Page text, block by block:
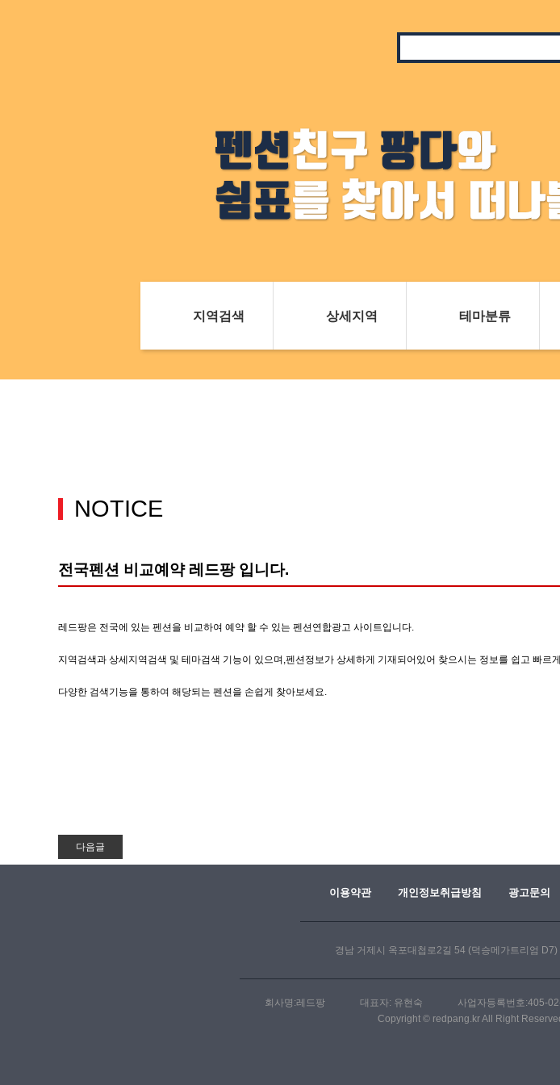
NOTICE
전국펜션 비교예약 레드팡 입니다.
레드팡은 전국에 있는 펜션을 비교하여 예약 할 수 있는 펜션연합광고 사이트입니다.
지역검색과 상세지역검색 및 테마검색 기능이 있으며,펜션정보가 상세하게 기재되어있어 찾으시는 정보를 쉽고 빠르
다양한 검색기능을 통하여 해당되는 펜션을 손쉽게 찾아보세요.
이용약관 개인정보취급방침 광고문의
경남 거제시 옥포대첩로2길 54 (덕승메가트리엄 D7)
회사명:레드팡 대표자: 유현숙 사업자등록번호:405-
Copyright © redpang.kr All Right